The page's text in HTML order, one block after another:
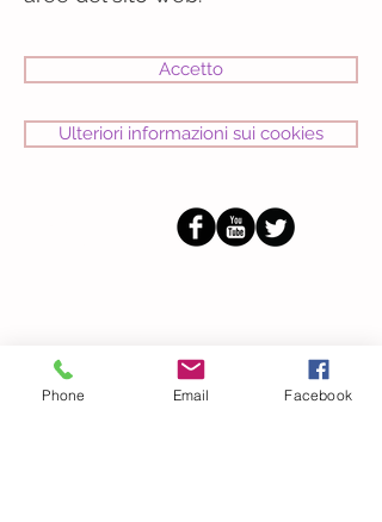
Accetto
Ulteriori informazioni sui cookies
omaggio
Phone Email Facebook